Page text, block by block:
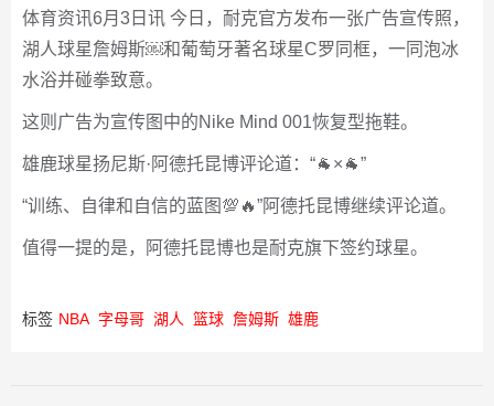
体育资讯6月3日讯 今日，耐克官方发布一张广告宣传照，
湖人球星詹姆斯￼和葡萄牙著名球星C罗同框，一同泡冰
水浴并碰拳致意。
这则广告为宣传图中的Nike Mind 001恢复型拖鞋。
雄鹿球星扬尼斯·阿德托昆博评论道：“🐐×🐐”
“训练、自律和自信的蓝图💯🔥”阿德托昆博继续评论道。
值得一提的是，阿德托昆博也是耐克旗下签约球星。
标签 NBA 字母哥 湖人 篮球 詹姆斯 雄鹿